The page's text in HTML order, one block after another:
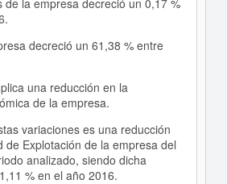
de la empresa decreció un 0,17 %
decreció un 61,38 % entre
una reducción en la
de la empresa.
variaciones es una reducción
de Explotación de la empresa del
analizado, siendo dicha
% en el año 2016.